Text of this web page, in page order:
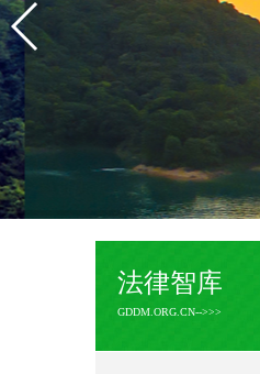
法律智库
GDDM.ORG.CN-->>>